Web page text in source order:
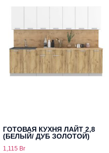
ГОТОВАЯ КУХНЯ ЛАЙТ 2,8
(БЕЛЫЙ/ ДУБ ЗОЛОТОЙ)
1,115 Br